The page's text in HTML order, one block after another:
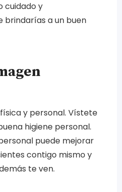
cuidado y
brindarías a un buen
y personal. Vístete
higiene personal.
puede mejorar
contigo mismo y
te ven.